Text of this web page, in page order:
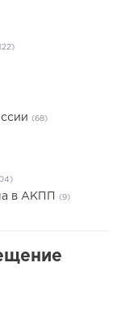
(68)
в АКПП (9)